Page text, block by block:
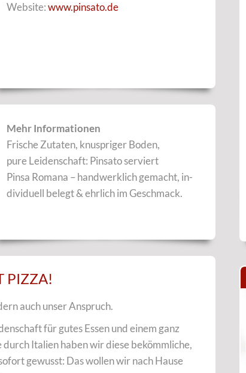
Website:www.pinsato.de
Mehr Informationen
Frische Zutaten, knuspriger Boden,
pure Leidenschaft: Pinsato serviert
Pinsa Romana – handwerklich gemacht, in-
dividuell belegt & ehrlich im Geschmack.
PIZZA!
auch unser Anspruch.
für gutes Essen und einem ganz
durch Italien haben wir diese bekömmliche,
gewusst: Das wollen wir nach Hause